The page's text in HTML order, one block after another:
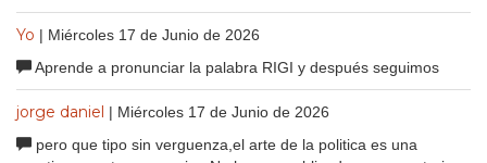
Yo | Miércoles 17 de Junio de 2026
Aprende a pronunciar la palabra RIGI y después seguimos
jorge daniel | Miércoles 17 de Junio de 2026
pero que tipo sin verguenza,el arte de la politica es una